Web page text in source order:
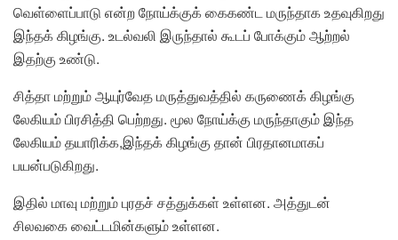
வெள்ளைப்பாடு என்ற நோய்க்குக் கைகண்ட மருந்தாக உதவுகிறது
இந்தக் கிழங்கு. உடல்வலி இருந்தால் கூடப் போக்கும் ஆற்றல்
இதற்கு உண்டு.
சித்தா மற்றும் ஆயுர்வேத மருத்துவத்தில் கருணைக் கிழங்கு
லேகியம் பிரசித்தி பெற்றது. மூல நோய்க்கு மருந்தாகும் இந்த
லேகியம் தயாரிக்க,இந்தக் கிழங்கு தான் பிரதானமாகப்
பயன்படுகிறது.
இதில் மாவு மற்றும் புரதச் சத்துக்கள் உள்ளன. அத்துடன்
சிலவகை வைட்டமின்களும் உள்ளன.